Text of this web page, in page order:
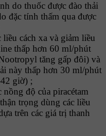
do thuốc được đào thải
đặc tính thấm qua được
cách xa và giảm liều
thấp hơn 60 ml/phút
tăng gấp đôi) và
này thấp hơn 30 ml/phút
giờ) ;
độ của piracétam
trọng dùng các liều
trên các giá trị thanh